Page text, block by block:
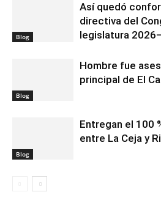
Blog
Así quedó
directiva del
legislatura
Blog
Hombre fue
principal de El
Blog
Entregan el 100
entre La Ceja y